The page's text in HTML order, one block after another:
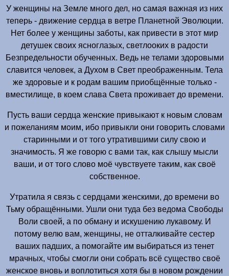
У женщины на Земле много дел, но самая важная из них
теперь - движение сердца в ветре Планетной Эволюции.
Нет более у женщины заботы, как привести в этот мир
детушек своих ясноглазых, светлооких в радости
Безпредельности обученных. Ведь не телами здоровыми
славится человек, а Духом в Свет преображенным. Тела
же здоровые и к родам вашим приобщённые только -
вместилище, в коем слава Света проживает до времени.
Пусть ваши сердца женские привыкают к новым словам
и пожеланиям моим, ибо привыкли они говорить словами
старинными и от того утратившими силу свою и
значимость. Я же говорю с вами так, как слышу мысли
ваши, и от того слово моё чувствуете таким, как своё
собственное.
Утратила я связь с сердцами женскими, до времени во
Тьму обращёнными. Ушли они туда без ведома Свободы
Воли своей, а по обману и искушению лукавому. И
потому велю вам, женщины, не отталкивайте сестер
ваших падших, а помогайте им выбираться из тенет
мрачных, чтобы смогли они собрать всё существо своё
женское вновь и воплотиться хотя бы в новом рождении